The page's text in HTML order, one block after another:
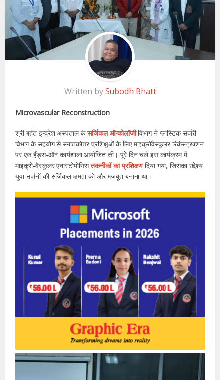
Written bySubodh Bhatt
Microvascular Reconstruction
श्री महंत इन्द्रेश अस्पताल केसर्जिकल ऑन्कोलॉजीविभाग ने प्लास्टिक सर्जरी
विभाग के सहयोग से स्नातकोत्तर प्रशिक्षुओं के लिए माइक्रोवैस्कुलर रिकंस्ट्रक्शन
पर एक हैंड्स-ऑन कार्यशाला आयोजित की। पूरे दिन चले इस कार्यक्रम में
माइक्रो-वैस्कुलर एनास्टोमोसिसतकनीकों का प्रशिक्षणदिया गया, जिसका उद्देश्य
युवा सर्जनों की सर्जिकल क्षमता को और मजबूत बनाना था।